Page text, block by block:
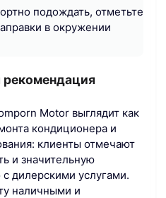
подождать, отметьте
в окружении
рекомендация
Motor выглядит как
кондиционера и
клиенты отмечают
и значительную
дилерскими услугами.
наличными и